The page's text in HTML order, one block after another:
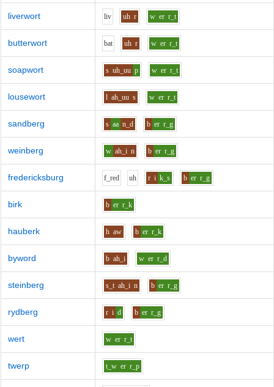
liverwort liv uh r w er r_t
butterwort bat uh r w er r_t
soapwort s uh_uu p w er r_t
lousewort l ah_uu s w er r_t
sandberg s aa n_d b er r_g
weinberg w ah_i n b er r_g
fredericksburg f_red uh r i k_s b er r_g
birk b er r_k
hauberk h aw b er r_k
byword b ah_i w er r_d
steinberg s_t ah_i n b er r_g
rydberg r i d b er r_g
wert w er r_t
twerp t_w er r_p